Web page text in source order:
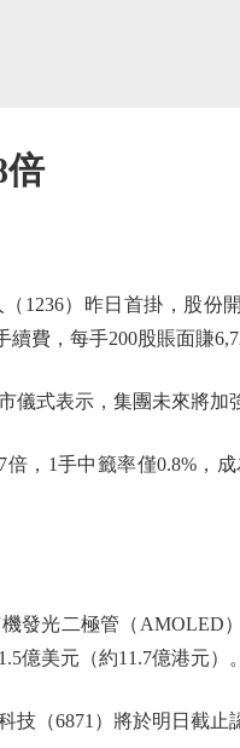
倍
）昨日首掛，股份開
費，每手200股賬面賺
表示，集團未來將加強
1手中籤率僅0.8%，成
光二極管（AMOLED
億美元（約11.7億港元）。
6871）將於明日截止